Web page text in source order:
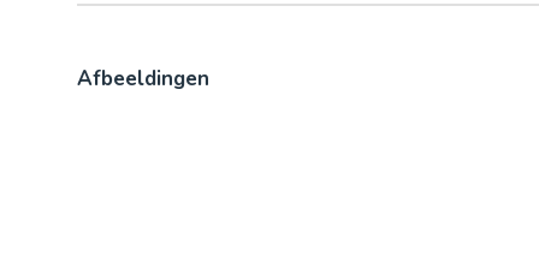
Afbeeldingen